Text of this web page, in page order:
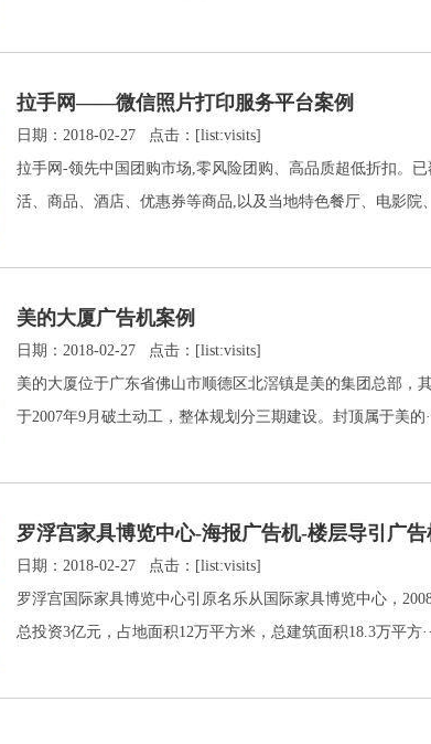
拉手网——微信照片打印服务平台案例
日期：2018-02-27 点击：[list:visits]
拉手网-领先中国团购市场,零风险团购、高品质超低折扣。
活、商品、酒店、优惠券等商品,以及当地特色餐厅、电
美的大厦广告机案例
日期：2018-02-27 点击：[list:visits]
美的大厦位于广东省佛山市顺德区北滘镇是美的集团总部，
于2007年9月破土动工，整体规划分三期建设。封顶属
罗浮宫家具博览中心-海报广告机-楼层导引广告
日期：2018-02-27 点击：[list:visits]
罗浮宫国际家具博览中心引原名乐从国际家具博览中心，
总投资3亿元，占地面积12万平方米，总建筑面积18.3万